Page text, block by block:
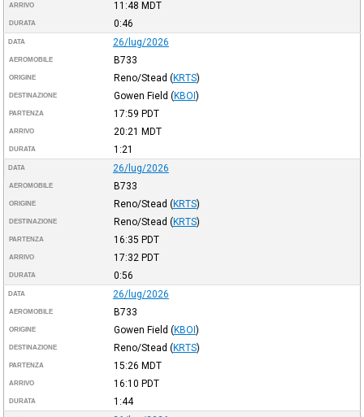
ARRIVO 11:48 MDT
DURATA 0:46
DATA 26/lug/2026
AEROMOBILE B733
ORIGINE Reno/Stead (KRTS)
DESTINAZIONE Gowen Field (KBOI)
PARTENZA 17:59 PDT
ARRIVO 20:21 MDT
DURATA 1:21
DATA 26/lug/2026
AEROMOBILE B733
ORIGINE Reno/Stead (KRTS)
DESTINAZIONE Reno/Stead (KRTS)
PARTENZA 16:35 PDT
ARRIVO 17:32 PDT
DURATA 0:56
DATA 26/lug/2026
AEROMOBILE B733
ORIGINE Gowen Field (KBOI)
DESTINAZIONE Reno/Stead (KRTS)
PARTENZA 15:26 MDT
ARRIVO 16:10 PDT
DURATA 1:44